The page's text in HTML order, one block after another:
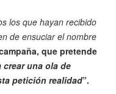
los que hayan recibido
de ensuciar el nombre
que pretende
una ola de
petición realidad”.